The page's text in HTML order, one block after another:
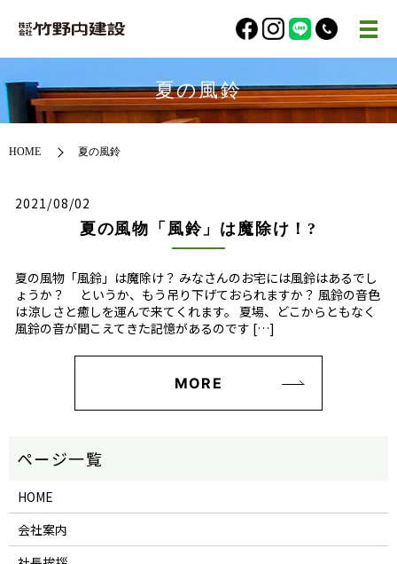
夏の風鈴
HOME 夏の風鈴
2021/08/02
夏の風物「風鈴」は魔除け！?
夏の風物「風鈴」は魔除け？ みなさんのお宅には風鈴はあるでし
ょうか？ というか、もう吊り下げておられますか？ 風鈴の音色
は涼しさと癒しを運んで来てくれます。 夏場、どこからともなく
風鈴の音が聞こえてきた記憶があるのです […]
MORE
HOME
会社案内